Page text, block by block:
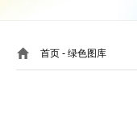
首页 - 绿色图库